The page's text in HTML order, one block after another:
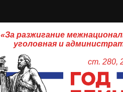
«За разжигание
уголовная и
ст. 280,